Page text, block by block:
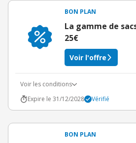
BON PLAN
La gamme de
25€
Voir l'offre
Voir les conditions
Expire le 31/12/2028
Vérifié
BON PLAN